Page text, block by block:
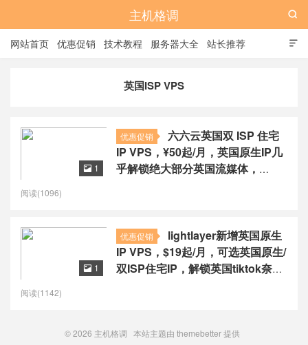
主机格调

网站首页 优惠促销 技术教程 服务器大全 站长推荐

英国ISP VPS
优惠促销
六六云英国双 ISP 住宅
IP VPS，¥50起/月，英国原生IP几
乎解锁绝大部分英国流媒体，
 1
阅读(1096)
优惠促销
lightlayer新增英国原生
IP VPS，$19起/月，可选英国原生/
双ISP住宅IP，解锁英国tiktok奈飞
 1
阅读(1142)
© 2026 主机格调 本站主题由 themebetter提供